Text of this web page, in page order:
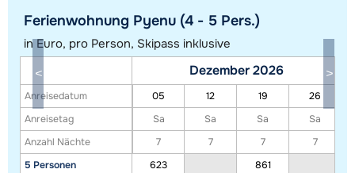
Alle Unterkünfte in diesem Gebiet anzeigen
Diese Karte zeigt eine Indikation der Lage unserer Unterkünfte. Die genaue
Lage kann jedoch abweichen.
Ferienwohnung Pyenu (4 - 5 Pers.)
in Euro, pro Person, Skipass inklusive
Anreisedatum
Anreisetag
Anzahl Nächte
5 Personen
Dezember 2026
05 12 19
26
Sa
Sa Sa
Sa
7
7 7
7
623
861